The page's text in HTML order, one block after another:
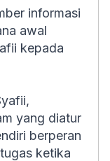
informasi
awal
kepada
yang diatur
berperan
ketika